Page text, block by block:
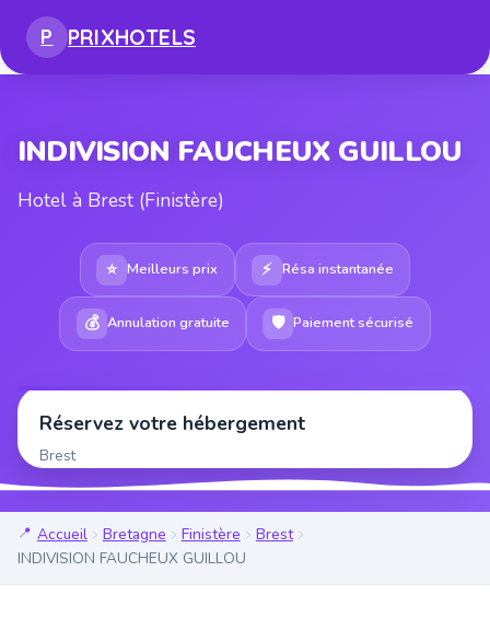
P PRIXHOTELS
INDIVISION FAUCHEUX GUILLOU
Hotel à Brest (Finistère)
⭐ Meilleurs prix ⚡ Résa instantanée
💰 Annulation gratuite 🛡 Paiement sécurisé
Réservez votre hébergement
Brest
Accueil Bretagne Finistère
Brest
INDIVISION FAUCHEUX GUILLOU